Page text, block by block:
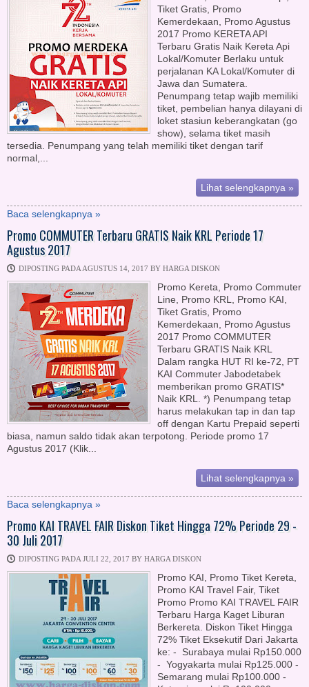
Tiket Gratis, Promo
Kemerdekaan, Promo Agustus
2017 Promo KERETA API
Terbaru Gratis Naik Kereta Api
Lokal/Komuter Berlaku untuk
perjalanan KA Lokal/Komuter di
Jawa dan Sumatera.
Penumpang tetap wajib memiliki
tiket, pembelian hanya dilayani di
loket stasiun keberangkatan (go
show), selama tiket masih
tersedia. Penumpang yang telah memiliki tiket dengan tarif
normal,...
Lihat selengkapnya »
Baca selengkapnya »
Promo COMMUTER Terbaru GRATIS Naik KRL Periode 17
Agustus 2017
DIPOSTING PADA AGUSTUS 14, 2017 BY HARGA DISKON
Promo Kereta, Promo Commuter
Line, Promo KRL, Promo KAI,
Tiket Gratis, Promo
Kemerdekaan, Promo Agustus
2017 Promo COMMUTER
Terbaru GRATIS Naik KRL
Dalam rangka HUT RI ke-72, PT
KAI Commuter Jabodetabek
memberikan promo GRATIS*
Naik KRL. *) Penumpang tetap
harus melakukan tap in dan tap
off dengan Kartu Prepaid seperti
biasa, namun saldo tidak akan terpotong. Periode promo 17
Agustus 2017 (Klik...
Lihat selengkapnya »
Baca selengkapnya »
Promo KAI TRAVEL FAIR Diskon Tiket Hingga 72% Periode 29 -
30 Juli 2017
DIPOSTING PADA JULI 22, 2017 BY HARGA DISKON
Promo KAI, Promo Tiket Kereta,
Promo KAI Travel Fair, Tiket
Promo Promo KAI TRAVEL FAIR
Terbaru Harga Kaget Liburan
Berkereta. Diskon Tiket Hingga
72% Tiket Eksekutif Dari Jakarta
ke: - Surabaya mulai Rp150.000
- Yogyakarta mulai Rp125.000 -
Semarang mulai Rp100.000 -